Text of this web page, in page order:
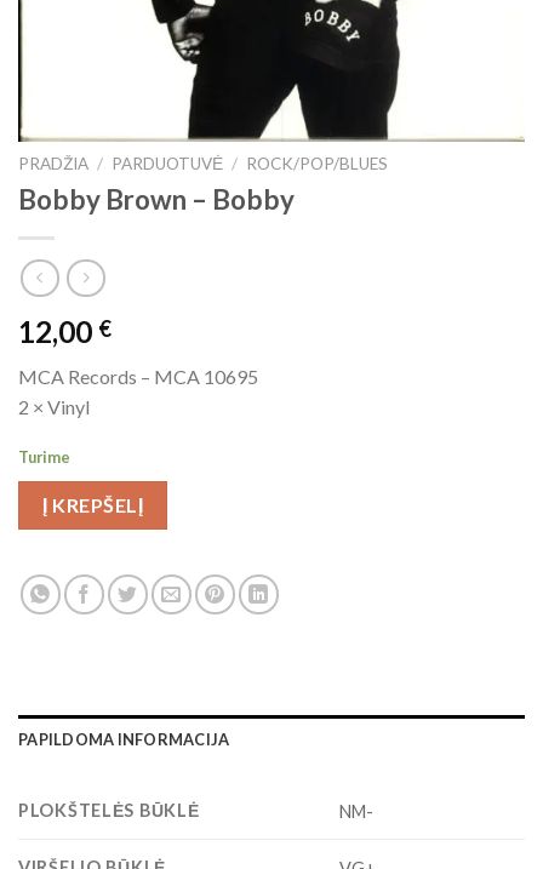
PRADŽIA / PARDUOTUVĖ / ROCK/POP/BLUES
Bobby Brown ‎– Bobby
12,00 €
MCA Records ‎– MCA 10695
2 × Vinyl
Turime
Į KREPŠELĮ
PAPILDOMA INFORMACIJA
PLOKŠTELĖS BŪKLĖ NM-